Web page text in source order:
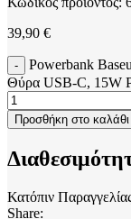
39,90 €
Powerbank
Θύρα USB-C, 15W
Προσθήκη στο καλάθι
Κατόπιν
Share: